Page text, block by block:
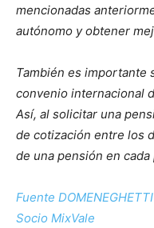
mencionadas
autónomo y obtener
También es importante
convenio internacional
Así, al solicitar una
de cotización entre los
de una pensión en cada
Fuente
Socio MixVale